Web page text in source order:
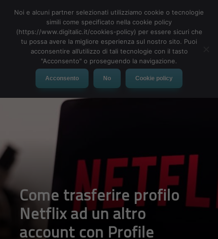
MENU
Come trasferire profilo
Netflix ad un altro
account con Profile
Noi e alcuni partner selezionati utilizziamo cookie o tecnologie
simili come specificato nella cookie policy
(https://www.digitalic.it/cookies-policy) per essere sicuri che
tu possa avere la migliore esperienza sul nostro sito. Puoi
acconsentire all’utilizzo di tali tecnologie con il tasto
"Acconsento" o proseguendo la navigazione.
Acconsento No Cookie policy